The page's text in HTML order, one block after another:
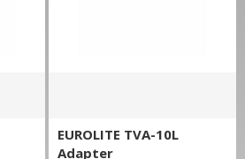
EUROLITE TVA-10L
Adapter